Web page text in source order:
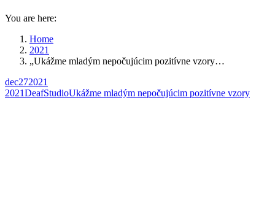
You are here:
Home
2021
„Ukážme mladým nepočujúcim pozitívne vzory…
dec272021
2021DeafStudioUkážme mladým nepočujúcim pozitívne vzory